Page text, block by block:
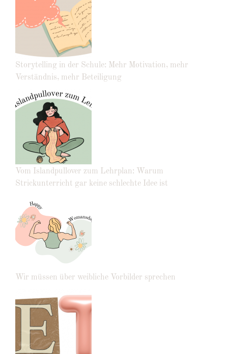
Storytelling in der Schule: Mehr Motivation, mehr
Verständnis, mehr Beteiligung
Vom Islandpullover zum Lehrplan: Warum
Strickunterricht gar keine schlechte Idee ist
Wir müssen über weibliche Vorbilder sprechen